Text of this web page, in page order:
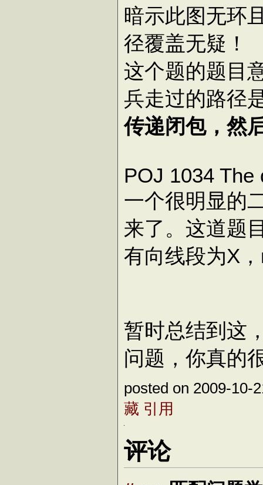
暗示此图无环
径覆盖无疑！
这个题的题目
兵走过的路径
传递闭包，然
POJ 1034 The
一个很明显的
来了。这道题
有向线段为X
暂时总结到这
问题，你真的
posted on 2009-10-
藏 引用
评论